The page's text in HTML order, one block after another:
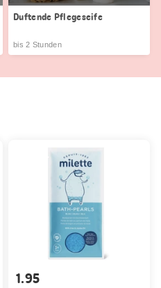
Duftende Pflegeseife
bis 2 Stunden
1.95